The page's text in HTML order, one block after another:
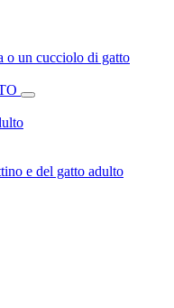
o un cucciolo di gatto
e del gatto adulto